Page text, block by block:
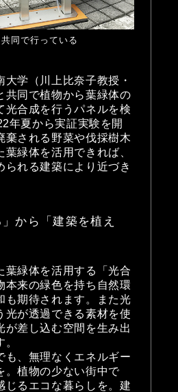
同で行っている
大学（川上比奈子教授・
共同で植物から葉緑体の
光合成を行うパネルを検
年夏から実証実験を開
棄される野菜や伐採樹木
緑体を活用できれば、
られる建築により近づき
」から「建築を植え
葉緑体を活用する「光合
本来の緑色を持ち自然環
も期待されます。また光
光が透過できる素材を使
が差し込む空間を生み出
も、無理なくエネルギー
。植物の少ない街中で
じるエコな暮らしを。建